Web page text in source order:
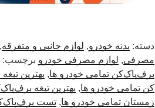
دسته: بدنه خودرو, لوازم جانبی و متفرقه,
مصرفی, لوازم مصرفی خودرو برچسب:
برف‌پاک‌کن تمامی خودرو ها, بهترین
کن تمامی خودرو ها, بهترین تیغه
زمستان تمامی خودرو ها, تست